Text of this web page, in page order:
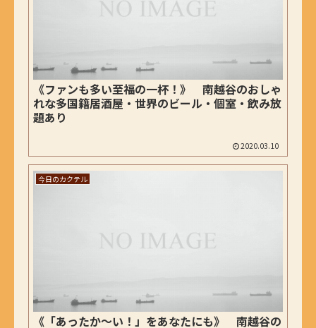
《ファンも多い至福の一杯！》 南越谷のおしゃ
れな多国籍居酒屋・世界のビール・個室・飲み放
題あり
2020.03.10
今日のカクテル
《「あったか～い！」をあなたにも》 南越谷の